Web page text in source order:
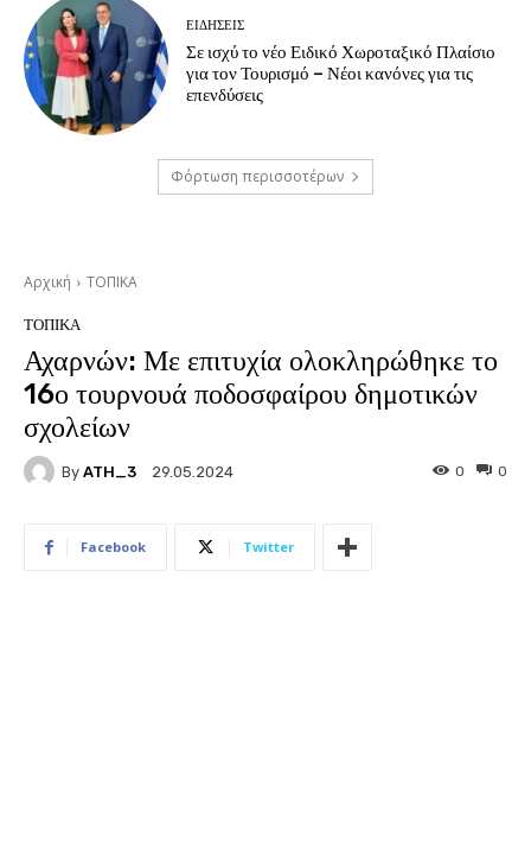
ΕΙΔΗΣΕΙΣ
Σε ισχύ το νέο Ειδικό Χωροταξικό Πλαίσιο
για τον Τουρισμό – Νέοι κανόνες για τις
επενδύσεις
Φόρτωση περισσοτέρων